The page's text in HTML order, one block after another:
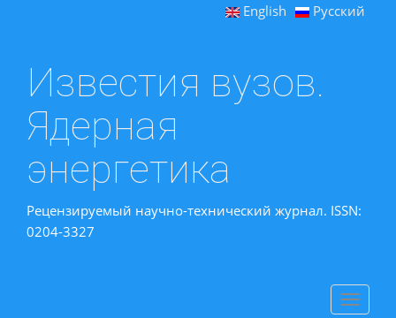
English Русский
Известия вузов.
Ядерная
энергетика
Рецензируемый научно-технический журнал. ISSN:
0204-3327
Toggle